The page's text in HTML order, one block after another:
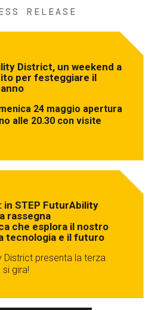
RELEASE
District, un weekend a
per festeggiare il
24 maggio apertura
alle 20.30 con visite
in STEP FuturAbility
rassegna
che esplora il nostro
tecnologia e il futuro
District presenta la terza
si gira!